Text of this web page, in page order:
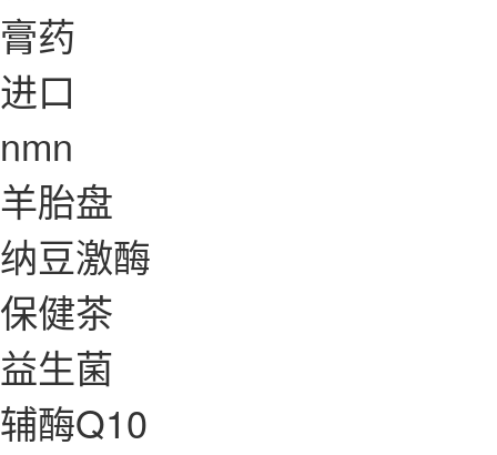
膏药
进口
nmn
羊胎盘
纳豆激酶
保健茶
益生菌
辅酶Q10